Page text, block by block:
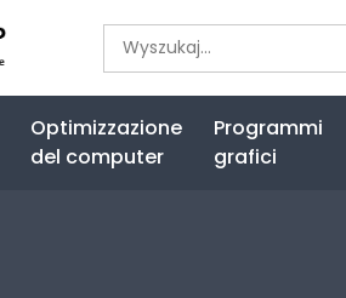
Optimizzazione
del computer
Programmi
grafici